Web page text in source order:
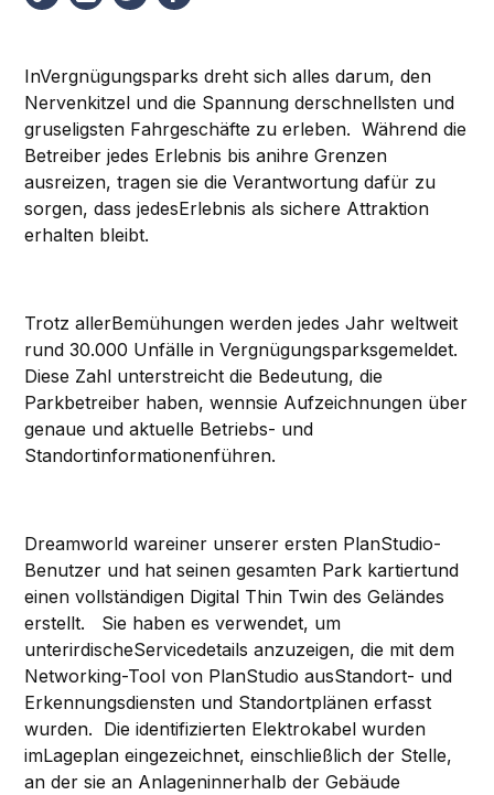
InVergnügungsparks dreht sich alles darum, den
Nervenkitzel und die Spannung derschnellsten und
gruseligsten Fahrgeschäfte zu erleben. Während die
Betreiber jedes Erlebnis bis anihre Grenzen
ausreizen, tragen sie die Verantwortung dafür zu
sorgen, dass jedesErlebnis als sichere Attraktion
erhalten bleibt.
Trotz allerBemühungen werden jedes Jahr weltweit
rund 30.000 Unfälle in Vergnügungsparksgemeldet.
Diese Zahl unterstreicht die Bedeutung, die
Parkbetreiber haben, wennsie Aufzeichnungen über
genaue und aktuelle Betriebs- und
Standortinformationenführen.
Dreamworld wareiner unserer ersten PlanStudio-
Benutzer und hat seinen gesamten Park kartiertund
einen vollständigen Digital Thin Twin des Geländes
erstellt. Sie haben es verwendet, um
unterirdischeServicedetails anzuzeigen, die mit dem
Networking-Tool von PlanStudio ausStandort- und
Erkennungsdiensten und Standortplänen erfasst
wurden. Die identifizierten Elektrokabel wurden
imLageplan eingezeichnet, einschließlich der Stelle,
an der sie an Anlageninnerhalb der Gebäude